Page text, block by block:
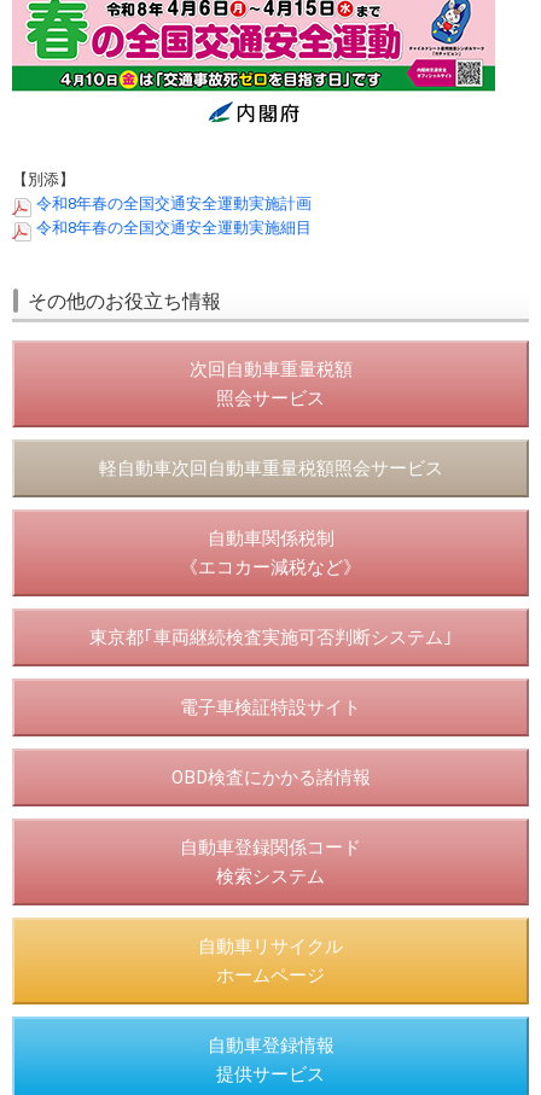
【別添】
令和8年春の全国交通安全運動実施計画
令和8年春の全国交通安全運動実施細目
その他のお役立ち情報
次回自動車重量税額
照会サービス
軽自動車次回自動車重量税額照会サービス
自動車関係税制
《エコカー減税など》
東京都｢車両継続検査実施可否判断システム｣
電子車検証特設サイト
OBD検査にかかる諸情報
自動車登録関係コード
検索システム
自動車リサイクル
ホームページ
自動車登録情報
提供サービス